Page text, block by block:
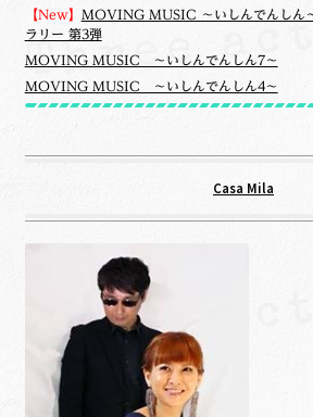
【New】 MOVING MUSIC ～いしんでんしん
ラリー 第3弾
MOVING MUSIC ～いしんでんしん7～
MOVING MUSIC ～いしんでんしん4～
Casa Mila